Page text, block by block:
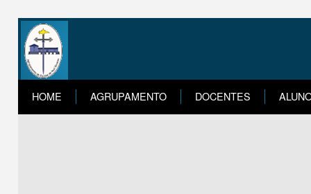
HOME AGRUPAMENTO DOCENTES